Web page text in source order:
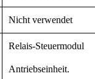
Nicht verwendet
Relais-Steuermodul
Antriebseinheit.